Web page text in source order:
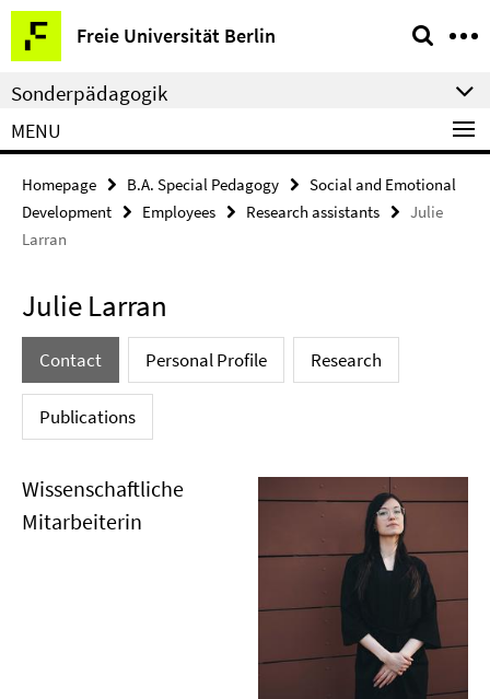
Springe
direkt
zu
Inhalt
Freie Universität Berlin
Service
Navigation
Sonderpädagogik
MENU
Homepage B.A. Special Pedagogy
Social and Emotional
Development
Employees Research assistants
Julie
Larran
Julie Larran
Contact Personal Profile Research
Publications
Wissenschaftliche
Mitarbeiterin